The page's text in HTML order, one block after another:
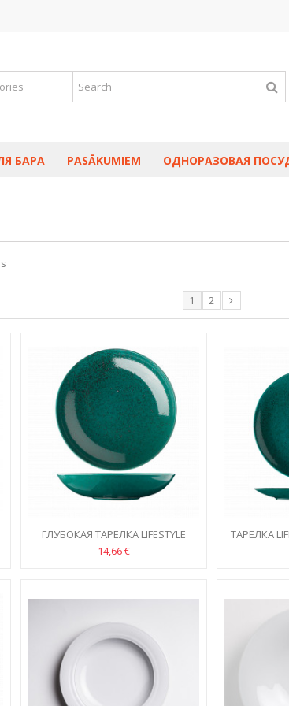
БАРА PASĀKUMIEM ОДНОРАЗОВАЯ
1 2
ГЛУБОКАЯ ТАРЕЛКA LIFESTYLE
DEEPLAGOON 26CM
14,66 €
ТАРЕЛКА